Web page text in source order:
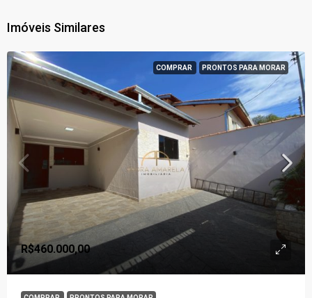
Imóveis Similares
COMPRAR PRONTOS PARA MORAR
R$460.000,00